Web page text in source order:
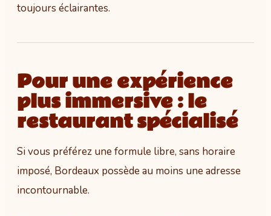
toujours éclairantes.
Pour une expérience
plus immersive : le
restaurant spécialisé
Si vous préférez une formule libre, sans horaire
imposé, Bordeaux possède au moins une adresse
incontournable.